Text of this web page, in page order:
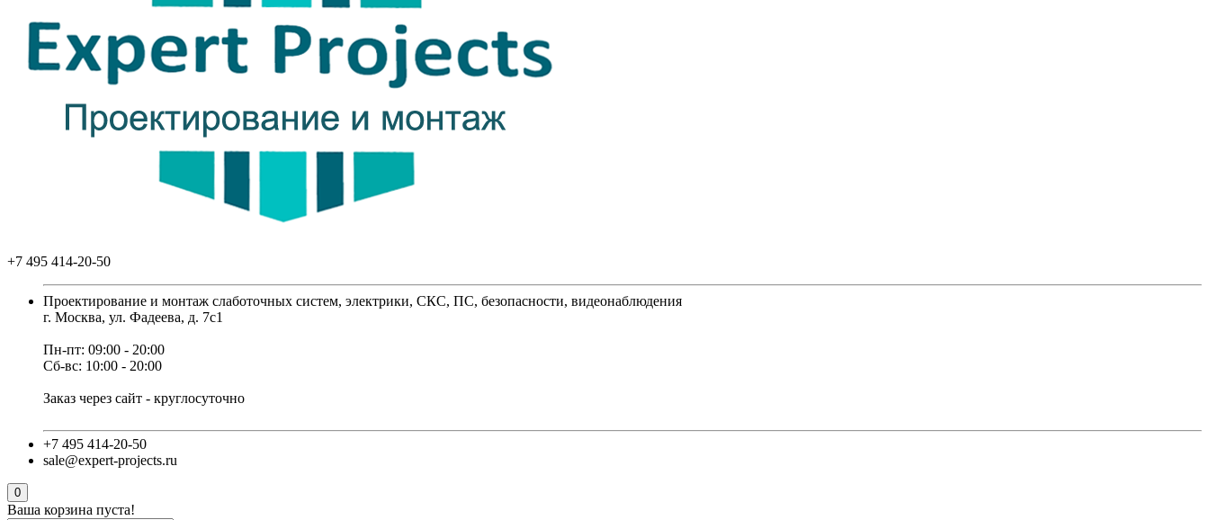
+7 495 414-20-50
Проектирование и монтаж слаботочных систем, электрики, СКС, ПС, безопасности, видеонаблюдения
г. Москва, ул. Фадеева, д. 7с1
Пн-пт: 09:00 - 20:00
Сб-вс: 10:00 - 20:00
Заказ через сайт - круглосуточно
+7 495 414-20-50
sale@expert-projects.ru
0
Ваша корзина пуста!